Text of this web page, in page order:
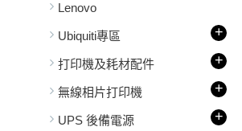
Lenovo
Ubiquiti專區 +
打印機及耗材配件 +
無線相片打印機 +
UPS 後備電源 +